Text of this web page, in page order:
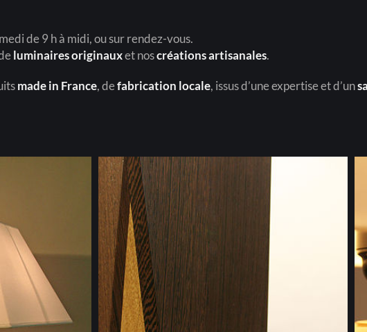
de 9 h à midi, ou sur rendez-vous.
luminaires originauxet noscréations artisanales.
made in France, defabrication locale, issus d’une expertise et d’un